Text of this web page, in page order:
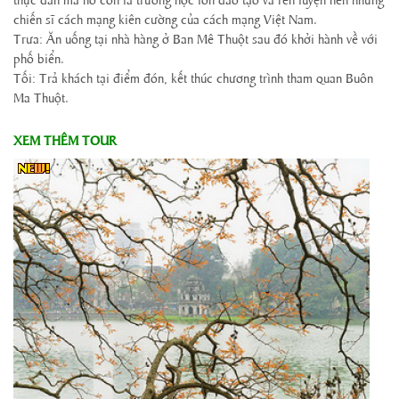
chiến sĩ cách mạng kiên cường của cách mạng Việt Nam.
Trưa: Ăn uống tại nhà hàng ở Ban Mê Thuột sau đó khởi hành về với
phố biển.
Tối: Trả khách tại điểm đón, kết thúc chương trình tham quan Buôn
Ma Thuột.
XEM THÊM TOUR